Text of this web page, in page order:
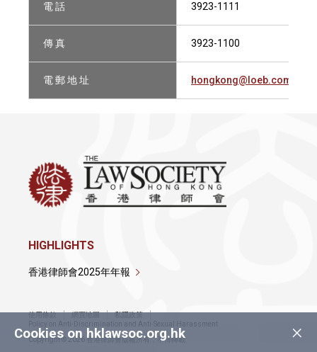
電 話 3923-1111
傳 真 3923-1100
電 郵 地 址 hongkong@loeb.com
×
Cookies on hklawsoc.org.hk
HIGHLIGHTS
香港律師會2025年年報
使用條款 網頁地圖
私隱政策
Policy on Anti-Discrimination and Anti-Sexual Harassment
Copyright © 2026 香港律師會版權所有，不得轉載